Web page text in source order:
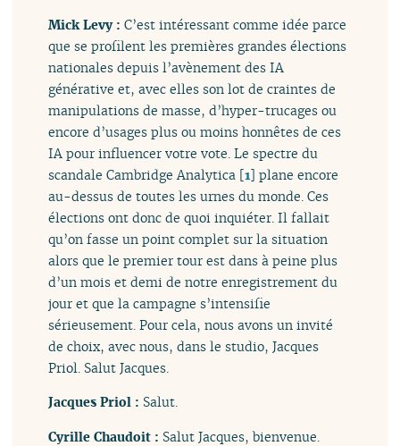
Mick Levy :C’est intéressant comme idée parce
que se profilent les premières grandes élections
nationales depuis l’avènement des IA
générative et, avec elles son lot de craintes de
manipulations de masse, d’hyper-trucages ou
encore d’usages plus ou moins honnêtes de ces
IA pour influencer votre vote. Le spectre du
scandale Cambridge Analytica [1] plane encore
au-dessus de toutes les urnes du monde. Ces
élections ont donc de quoi inquiéter. Il fallait
qu’on fasse un point complet sur la situation
alors que le premier tour est dans à peine plus
d’un mois et demi de notre enregistrement du
jour et que la campagne s’intensifie
sérieusement. Pour cela, nous avons un invité
de choix, avec nous, dans le studio, Jacques
Priol. Salut Jacques.
Jacques Priol : Salut.
Cyrille Chaudoit : Salut Jacques, bienvenue.